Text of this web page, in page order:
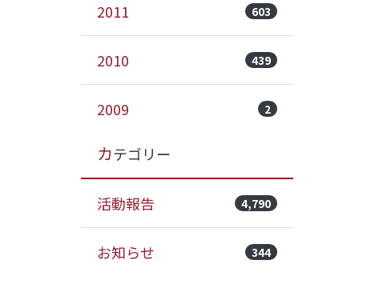
2011 603
2010 439
2009 2
カテゴリー
活動報告 4,790
お知らせ 344